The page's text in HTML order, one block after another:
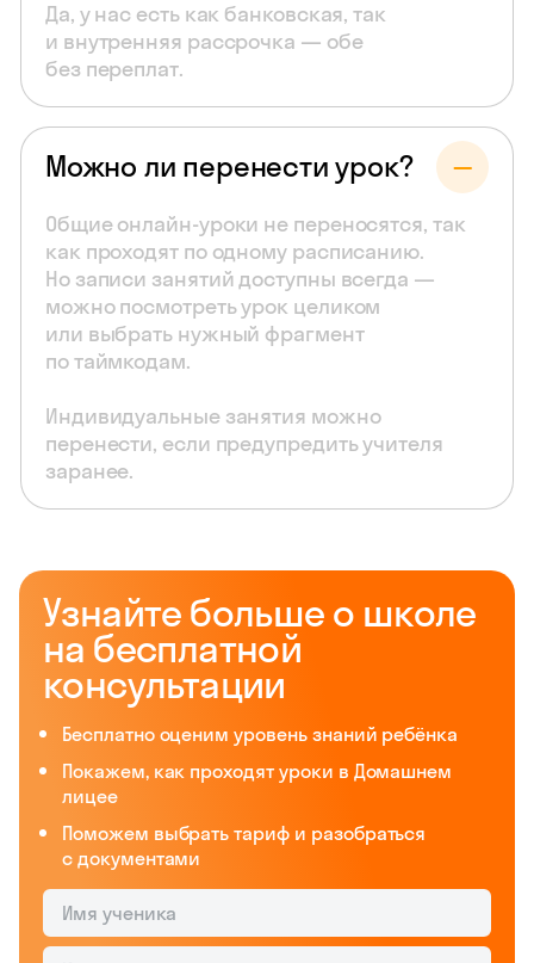
Да, у нас есть как банковская, так
и внутренняя рассрочка — обе
без переплат.
Можно ли перенести урок?
Общие онлайн-уроки не переносятся, так
как проходят по одному расписанию.
Но записи занятий доступны всегда —
можно посмотреть урок целиком
или выбрать нужный фрагмент
по таймкодам.
Индивидуальные занятия можно
перенести, если предупредить учителя
заранее.
Узнайте больше о школе
на бесплатной
консультации
Бесплатно оценим уровень знаний ребёнка
Покажем, как проходят уроки в Домашнем
лицее
Поможем выбрать тариф и разобраться
с документами